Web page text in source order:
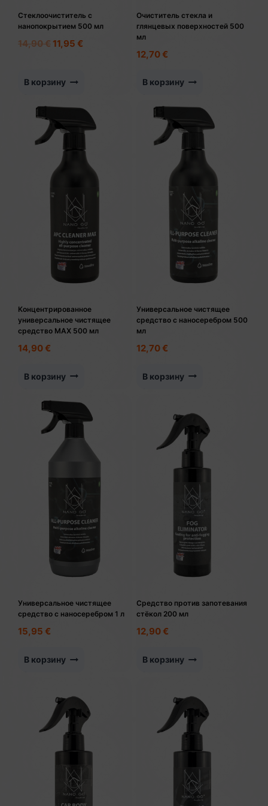
Стеклоочиститель с
нанопокрытием 500 мл
14,90€ Первоначальная
14,90 €.
11,95 €
В корзину
Очиститель стекла и
глянцевых поверхностей 500
мл
12,70€
В корзину
Концентрированное
универсальное чистящее
средство MAX 500 мл
14,90€
В корзину
Универсальное чистящее
средство с наносеребром 500
мл
12,70€
В корзину
Универсальное чистящее
средство с наносеребром 1 л
15,95 €
В корзину
Средство против запотевания
стёкол 200 мл
12,90€
В корзину